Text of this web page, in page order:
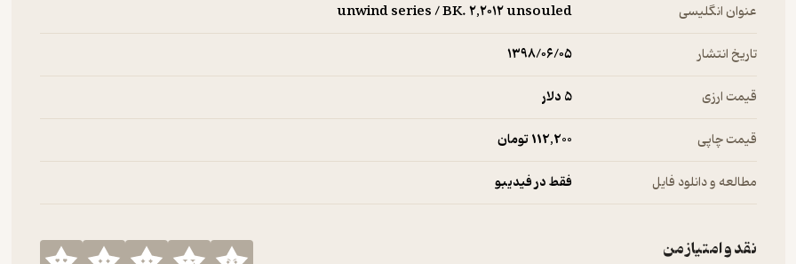
عنوان انگلیسی unwind series / BK. ۲,۲۰۱۲ unsouled
تاریخ انتشار ۱۳۹۸/۰۶/۰۵
قیمت ارزی 5 دلار
قیمت چاپی 112,200 تومان
مطالعه و دانلود فایل فقط در فیدیبو
نقد و امتیاز من